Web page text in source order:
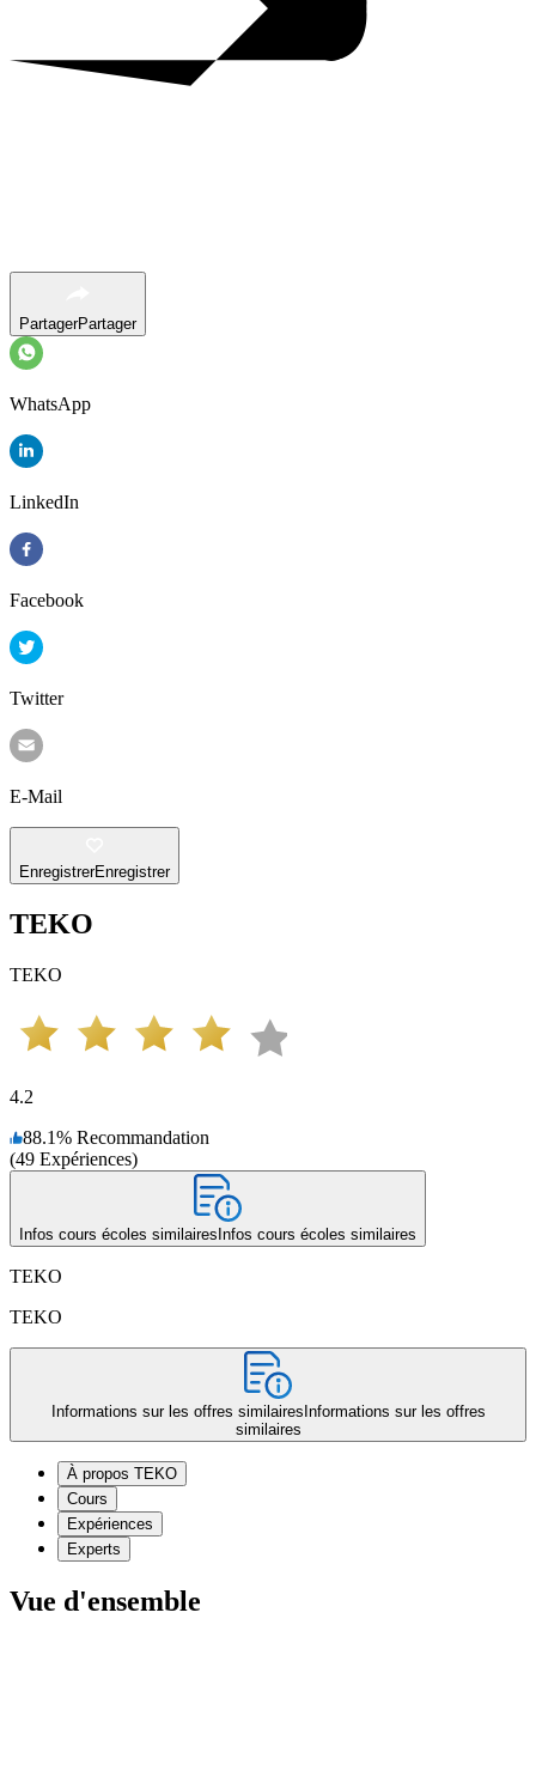
PartagerPartager
WhatsApp
LinkedIn
Facebook
Twitter
E-Mail
EnregistrerEnregistrer
TEKO
TEKO
4.2
88.1% Recommandation
(49 Expériences)
Infos cours écoles similaires Infos cours écoles similaires
TEKO
TEKO
Informations sur les offres similaires Informations sur les offres
similaires
À propos TEKO
Cours
Expériences
Experts
Vue d'ensemble